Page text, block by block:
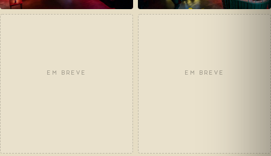
EM BREVE EM BREVE